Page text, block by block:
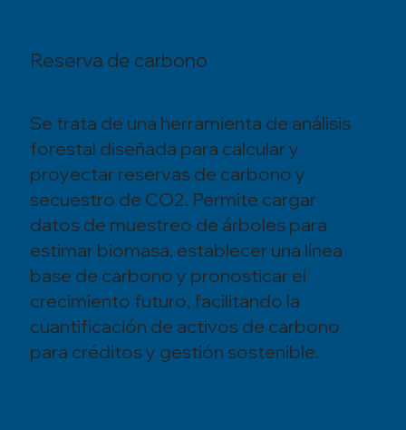
Reserva de carbono
Se trata de una herramienta de análisis
forestal diseñada para calcular y
proyectar reservas de carbono y
secuestro de CO2. Permite cargar
datos de muestreo de árboles para
estimar biomasa, establecer una línea
base de carbono y pronosticar el
crecimiento futuro, facilitando la
cuantificación de activos de carbono
para créditos y gestión sostenible.